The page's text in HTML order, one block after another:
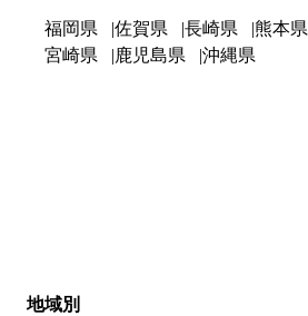
福岡県 佐賀県 長崎県 熊本県
宮崎県
鹿児島県 沖縄県
地域別